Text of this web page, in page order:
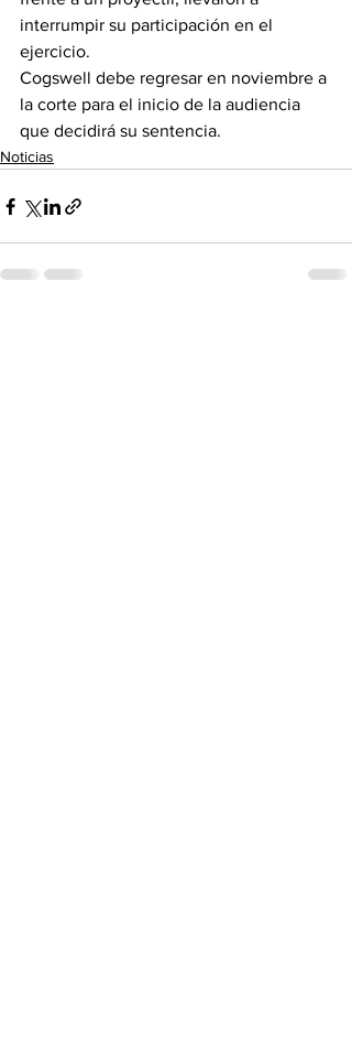
interrumpir su participación en el
ejercicio.
Cogswell debe regresar en noviembre a
la corte para el inicio de la audiencia
que decidirá su sentencia.
Noticias